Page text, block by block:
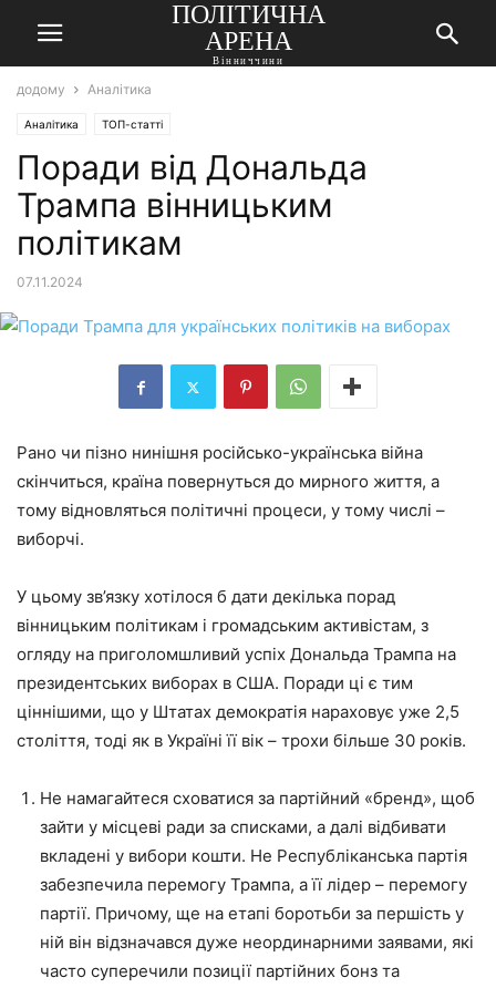
ПОЛІТИЧНА
АРЕНА
Вінниччини
додому Аналітика
Аналітика ТОП-статті
Поради від Дональда
Трампа вінницьким
політикам
07.11.2024
Рано чи пізно нинішня російсько-українська війна
скінчиться, країна повернуться до мирного життя, а
тому відновляться політичні процеси, у тому числі –
виборчі.
У цьому зв’язку хотілося б дати декілька порад
вінницьким політикам і громадським активістам, з
огляду на приголомшливий успіх Дональда Трампа на
президентських виборах в США. Поради ці є тим
ціннішими, що у Штатах демократія нараховує уже 2,5
століття, тоді як в Україні її вік – трохи більше 30 років.
Не намагайтеся сховатися за партійний «бренд», щоб
зайти у місцеві ради за списками, а далі відбивати
вкладені у вибори кошти. Не Республіканська партія
забезпечила перемогу Трампа, а її лідер – перемогу
партії. Причому, ще на етапі боротьби за першість у
ній він відзначався дуже неординарними заявами, які
часто суперечили позиції партійних бонз та